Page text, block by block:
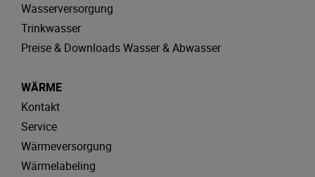
Wasserversorgung
Trinkwasser
Preise & Downloads Wasser & Abwasser
WÄRME
Kontakt
Service
Wärmeversorgung
Wärmelabeling